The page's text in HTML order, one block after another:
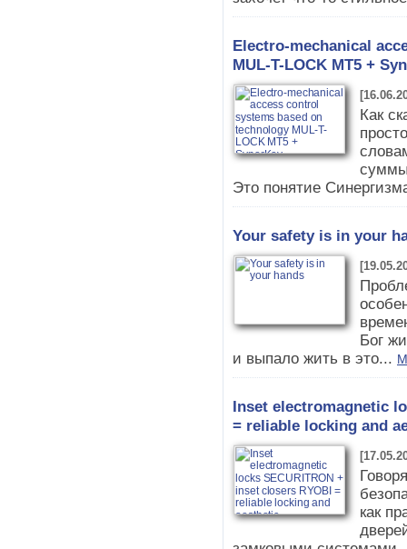
Electro-mechanical
MUL-T-LOCK MT5 +
Как
суммы
Это понятие
Your safety is in your
Бог
и выпало жить в это...
Inset electromagnetic
= reliable locking and
как